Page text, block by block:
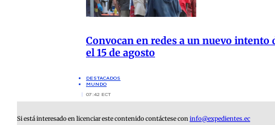
Convocan en redes a un nuevo intento
el 15 de agosto
DESTACADOS
MUNDO
07:42 ECT
Si está interesado en licenciar este contenido contáctese coninfo@expedientes.ec